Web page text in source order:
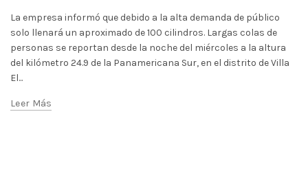
La empresa informó que debido a la alta demanda de público
solo llenará un aproximado de 100 cilindros. Largas colas de
personas se reportan desde la noche del miércoles a la altura
del kilómetro 24.9 de la Panamericana Sur, en el distrito de Villa
El...
Leer Más